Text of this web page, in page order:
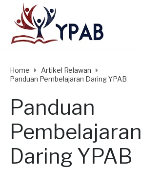
Home
Artikel Relawan
Panduan Pembelajaran Daring YPAB
Panduan
Pembelajaran
Daring YPAB